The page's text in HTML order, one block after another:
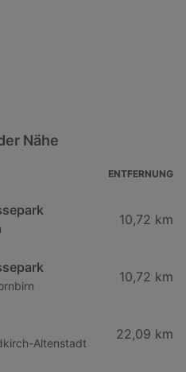
Nähe
ENTFERNUNG
10,72 km
10,72 km
Altenstadt
22,09 km